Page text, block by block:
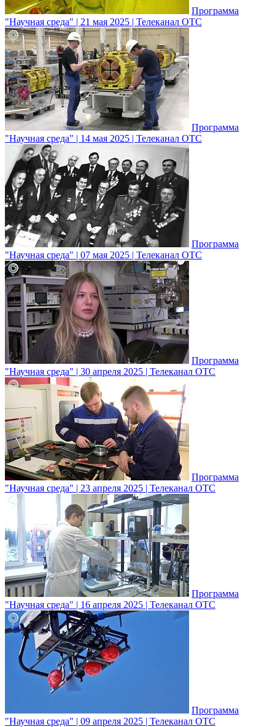
Программа
"Научная среда" | 21 мая 2025 | Телеканал ОТС
Программа
"Научная среда" | 14 мая 2025 | Телеканал ОТС
Программа
"Научная среда" | 07 мая 2025 | Телеканал ОТС
Программа
"Научная среда" | 30 апреля 2025 | Телеканал ОТС
Программа
"Научная среда" | 23 апреля 2025 | Телеканал ОТС
Программа
"Научная среда" | 16 апреля 2025 | Телеканал ОТС
Программа
"Научная среда" | 09 апреля 2025 | Телеканал ОТС